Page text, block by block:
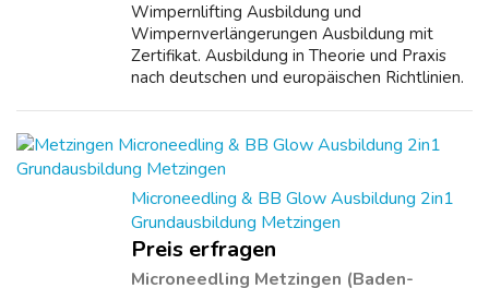
Wimpernlifting Ausbildung und
Wimpernverlängerungen Ausbildung mit
Zertifikat. Ausbildung in Theorie und Praxis
nach deutschen und europäischen Richtlinien.
färben, Aug...
Microneedling & BB Glow Ausbildung 2in1
Grundausbildung Metzingen
Preis erfragen
Microneedling Metzingen (Baden-